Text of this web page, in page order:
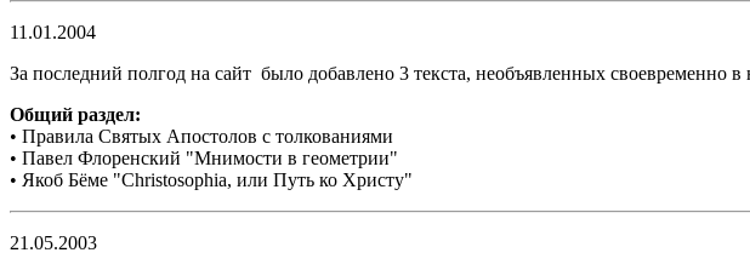
11.01.2004
За последний полгод на сайт было добавлено 3 текста, необъявленных своевременно в
Общий раздел:
• Правила Святых Апостолов с толкованиями
• Павел Флоренский "Мнимости в геометрии"
• Якоб Бёме "Christosophia, или Путь ко Христу"
21.05.2003